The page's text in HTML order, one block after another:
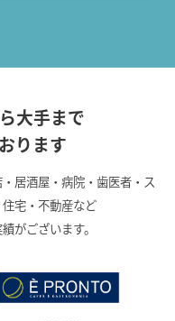
大手まで
ります
居酒屋・病院・歯医者・ス
宅・不動産など
がございます。